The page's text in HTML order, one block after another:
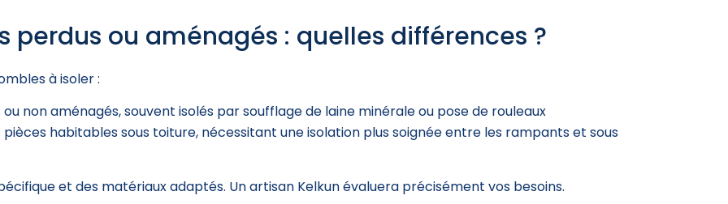
perdus ou aménagés : quelles différences ?
à isoler :
non aménagés, souvent isolés par soufflage de laine minérale ou pose de rouleaux
pièces habitables sous toiture, nécessitant une isolation plus soignée entre les rampants et sous
et des matériaux adaptés. Un artisan Kelkun évaluera précisément vos besoins.